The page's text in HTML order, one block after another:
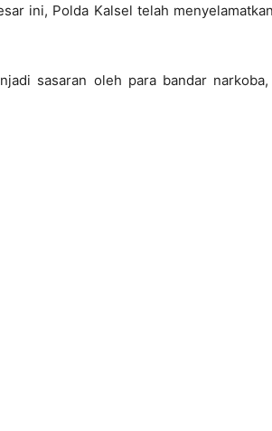
ini, Polda Kalsel telah
sasaran oleh para bandar